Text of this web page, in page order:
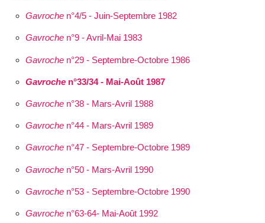
Gavrochen°4/5 - Juin-Septembre 1982
Gavrochen°9 - Avril-Mai 1983
Gavrochen°29 - Septembre-Octobre 1986
Gavrochen°33/34 - Mai-Août 1987
Gavrochen°38 - Mars-Avril 1988
Gavrochen°44 - Mars-Avril 1989
Gavrochen°47 - Septembre-Octobre 1989
Gavrochen°50 - Mars-Avril 1990
Gavrochen°53 - Septembre-Octobre 1990
Gavrochen°63-64- Mai-Août 1992